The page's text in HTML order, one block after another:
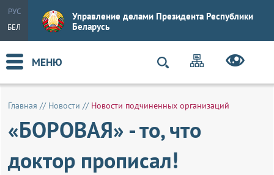
РУС
БЕЛ
Управление делами Президента Республики
Беларусь
МЕНЮ
Главная // Новости // Новости подчиненных организаций
«БОРОВАЯ» - то, что
доктор прописал!